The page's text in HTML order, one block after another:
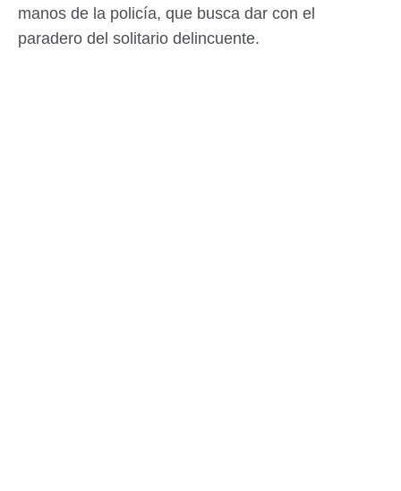
manos de la policía, que busca dar con el
paradero del solitario delincuente.